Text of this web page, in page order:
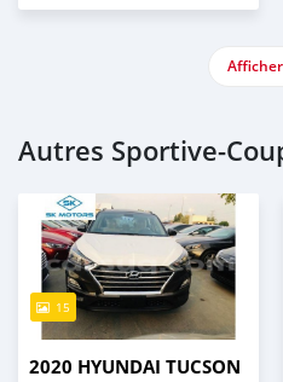
Autres
15
2020 HYUNDAI TUCSON